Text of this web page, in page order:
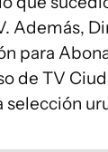
Además,
para
de TV
selección